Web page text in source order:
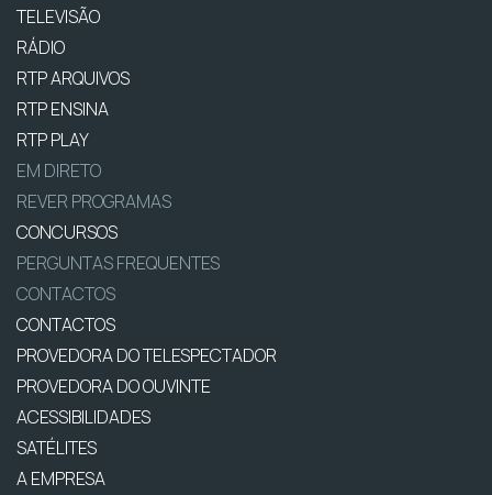
TELEVISÃO
RÁDIO
RTP ARQUIVOS
RTP ENSINA
RTP PLAY
EM DIRETO
REVER PROGRAMAS
CONCURSOS
PERGUNTAS FREQUENTES
CONTACTOS
CONTACTOS
PROVEDORA DO TELESPECTADOR
PROVEDORA DO OUVINTE
ACESSIBILIDADES
SATÉLITES
A EMPRESA